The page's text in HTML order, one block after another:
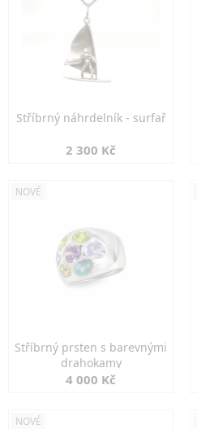
Stříbrný náhrdelník - surfař
2 300 Kč
NOVÉ
Stříbrný prsten s barevnými
drahokamy
4 000 Kč
NOVÉ